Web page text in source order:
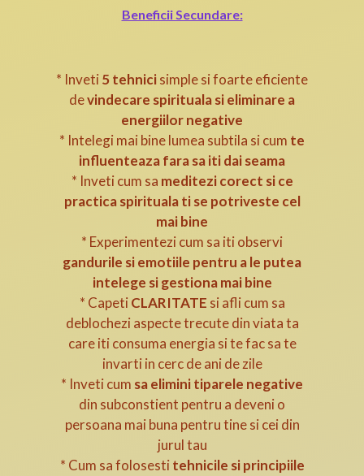
Beneficii Secundare:
* Inveti 5 tehnicisimple si foarte eficiente
devindecare spirituala si eliminare a
energiilor negative
* Intelegi mai bine lumea subtila si cum te
influenteaza fara sa iti dai seama
* Inveti cum sa meditezi corect si ce
practica spirituala ti se potriveste cel
mai bine
* Experimentezi cum sa iti observi
gandurile si emotiile pentru a le putea
intelege si gestiona mai bine
* Capeti CLARITATE si afli cum sa
deblochezi aspecte trecute din viata ta
care iti consuma energia si te fac sa te
invarti in cerc de ani de zile
* Inveti cum sa elimini tiparele negative
din subconstient pentru a deveni o
persoana mai buna pentru tine si cei din
jurul tau
* Cum sa folosesti tehnicile si principiile